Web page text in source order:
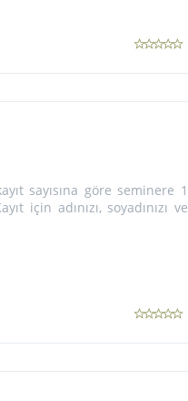
sayısına göre seminere 1
için adınızı, soyadınızı ve